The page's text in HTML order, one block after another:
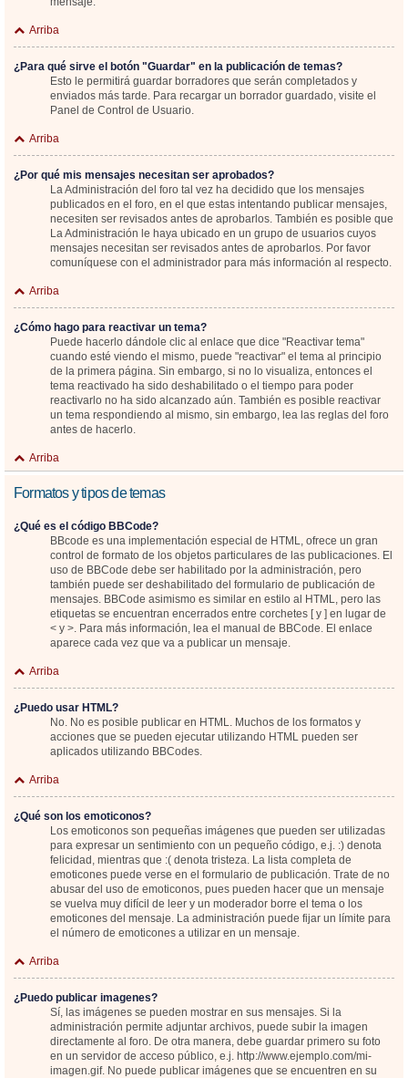
Arriba
¿Para qué sirve el botón "Guardar" en la publicación de temas?
Esto le permitirá guardar borradores que serán completados y
enviados más tarde. Para recargar un borrador guardado, visite el
Panel de Control de Usuario.
Arriba
¿Por qué mis mensajes necesitan ser aprobados?
La Administración del foro tal vez ha decidido que los mensajes
publicados en el foro, en el que estas intentando publicar mensajes,
necesiten ser revisados antes de aprobarlos. También es posible que
La Administración le haya ubicado en un grupo de usuarios cuyos
mensajes necesitan ser revisados antes de aprobarlos. Por favor
comuníquese con el administrador para más información al respecto.
Arriba
¿Cómo hago para reactivar un tema?
Puede hacerlo dándole clic al enlace que dice "Reactivar tema"
cuando esté viendo el mismo, puede "reactivar" el tema al principio
de la primera página. Sin embargo, si no lo visualiza, entonces el
tema reactivado ha sido deshabilitado o el tiempo para poder
reactivarlo no ha sido alcanzado aún. También es posible reactivar
un tema respondiendo al mismo, sin embargo, lea las reglas del foro
antes de hacerlo.
Arriba
Formatos y tipos de temas
¿Qué es el código BBCode?
BBcode es una implementación especial de HTML, ofrece un gran
control de formato de los objetos particulares de las publicaciones. El
uso de BBCode debe ser habilitado por la administración, pero
también puede ser deshabilitado del formulario de publicación de
mensajes. BBCode asimismo es similar en estilo al HTML, pero las
etiquetas se encuentran encerrados entre corchetes [ y ] en lugar de
< y >. Para más información, lea el manual de BBCode. El enlace
aparece cada vez que va a publicar un mensaje.
Arriba
¿Puedo usar HTML?
No. No es posible publicar en HTML. Muchos de los formatos y
acciones que se pueden ejecutar utilizando HTML pueden ser
aplicados utilizando BBCodes.
Arriba
¿Qué son los emoticonos?
Los emoticonos son pequeñas imágenes que pueden ser utilizadas
para expresar un sentimiento con un pequeño código, e.j. :) denota
felicidad, mientras que :( denota tristeza. La lista completa de
emoticones puede verse en el formulario de publicación. Trate de no
abusar del uso de emoticonos, pues pueden hacer que un mensaje
se vuelva muy difícil de leer y un moderador borre el tema o los
emoticones del mensaje. La administración puede fijar un límite para
el número de emoticones a utilizar en un mensaje.
Arriba
¿Puedo publicar imagenes?
Sí, las imágenes se pueden mostrar en sus mensajes. Si la
administración permite adjuntar archivos, puede subir la imagen
directamente al foro. De otra manera, debe guardar primero su foto
en un servidor de acceso público, e.j. http://www.ejemplo.com/mi-
imagen.gif. No puede publicar imágenes que se encuentren en su